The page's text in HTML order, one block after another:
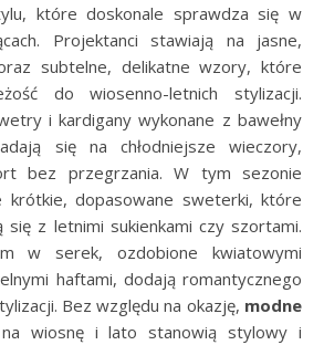
które doskonale sprawdza się w
Projektanci stawiają na jasne,
subtelne, delikatne wzory, które
do wiosenno-letnich stylizacji.
i kardigany wykonane z bawełny
się na chłodniejsze wieczory,
bez przegrzania. W tym sezonie
krótkie, dopasowane sweterki, które
się z letnimi sukienkami czy szortami.
w serek, ozdobione kwiatowymi
haftami, dodają romantycznego
Bez względu na okazję, modne
wiosnę i lato stanowią stylowy i